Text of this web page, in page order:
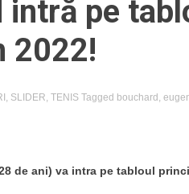
intră pe
2022!
, SLIDER, TENIS Tagged bouchard ,
de ani) va intra pe tabloul